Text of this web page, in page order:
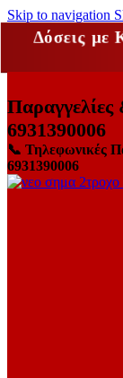
Skip to navigation
Δόσεις
6931390006
📞 Τηλεφωνικές
6931390006